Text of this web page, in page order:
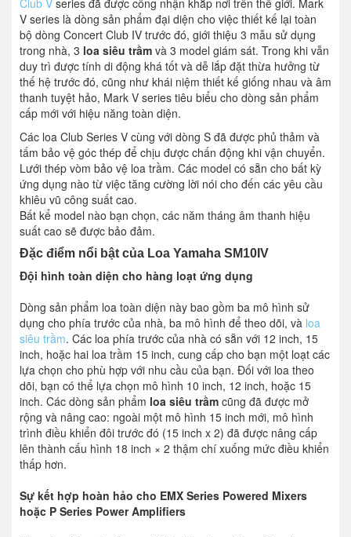
Club V series đã được công nhận khắp nơi trên thế giới. Mark
V series là dòng sản phẩm đại diện cho việc thiết kế lại toàn
bộ dòng Concert Club IV trước đó, giới thiệu 3 mẫu sử dụng
trong nhà, 3 loa siêu trầm và 3 model giám sát. Trong khi vẫn
duy trì được tính di động khá tốt và dễ lắp đặt thừa hưởng từ
thế hệ trước đó, cũng như khái niệm thiết kế giống nhau và âm
thanh tuyệt hảo, Mark V series tiêu biểu cho dòng sản phẩm
cấp mới với hiệu năng toàn diện.
Các loa Club Series V cùng với dòng S đã được phủ thảm và
tấm bảo vệ góc thép để chịu được chấn động khi vận chuyển.
Lưới thép vòm bảo vệ loa trầm. Các model có sẵn cho bất kỳ
ứng dụng nào từ việc tăng cường lời nói cho đến các yêu cầu
khiêu vũ công suất cao.
Bất kể model nào bạn chọn, các năm tháng âm thanh hiệu
suất cao sẽ được bảo đảm.
Đặc điểm nổi bật của Loa Yamaha SM10IV
Đội hình toàn diện cho hàng loạt ứng dụng
Dòng sản phẩm loa toàn diện này bao gồm ba mô hình sử
dụng cho phía trước của nhà, ba mô hình để theo dõi, và loa
siêu trầm. Các loa phía trước của nhà có sẵn với 12 inch, 15
inch, hoặc hai loa trầm 15 inch, cung cấp cho bạn một loạt các
lựa chọn cho phù hợp với nhu cầu của bạn. Đối với loa theo
dõi, bạn có thể lựa chọn mô hình 10 inch, 12 inch, hoặc 15
inch. Các dòng sản phẩm loa siêu trầm cũng đã được mở
rộng và nâng cao: ngoài một mô hình 15 inch mới, mô hình
trình điều khiển đôi trước đó (15 inch x 2) đã được nâng cấp
lên thành cấu hình 18 inch × 2 thậm chí xuống mức điều khiển
thấp hơn.
Sự kết hợp hoàn hảo cho EMX Series Powered Mixers
hoặc P Series Power Amplifiers